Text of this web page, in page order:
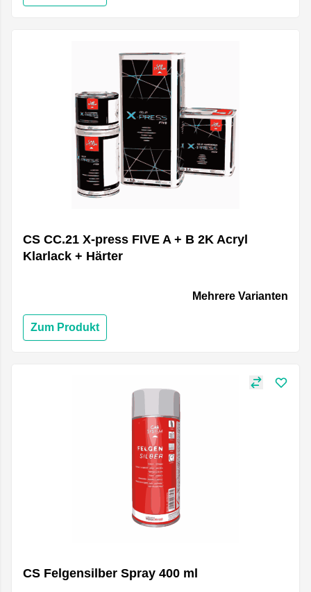
CS CC.21 X-press FIVE A + B 2K Acryl
Klarlack + Härter
Mehrere Varianten
Zum Produkt
CS Felgensilber Spray 400 ml